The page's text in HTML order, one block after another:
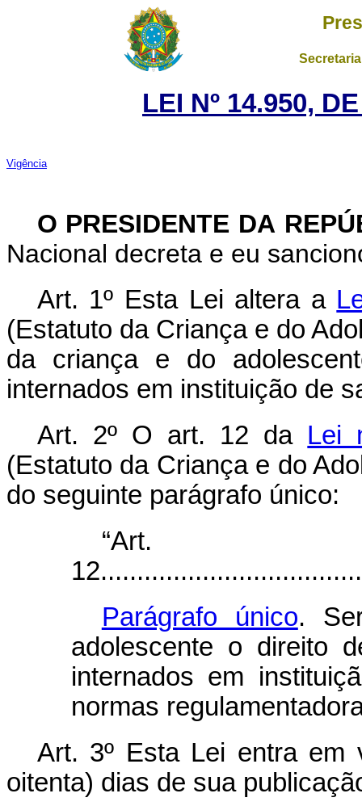
LEI Nº 14.950,
Vigência
O PRESIDENTE DA
Nacional decreta e eu
Art. 1º Esta Lei altera a
(Estatuto da Criança e do
da criança e do
internados em instituição de
Art. 2º O art. 12 da Lei
(Estatuto da Criança e do
do seguinte parágrafo único:
“Art.
Parágrafo único.
adolescente o direito
internados em
normas
Art. 3º Esta Lei entra em
oitenta) dias de sua